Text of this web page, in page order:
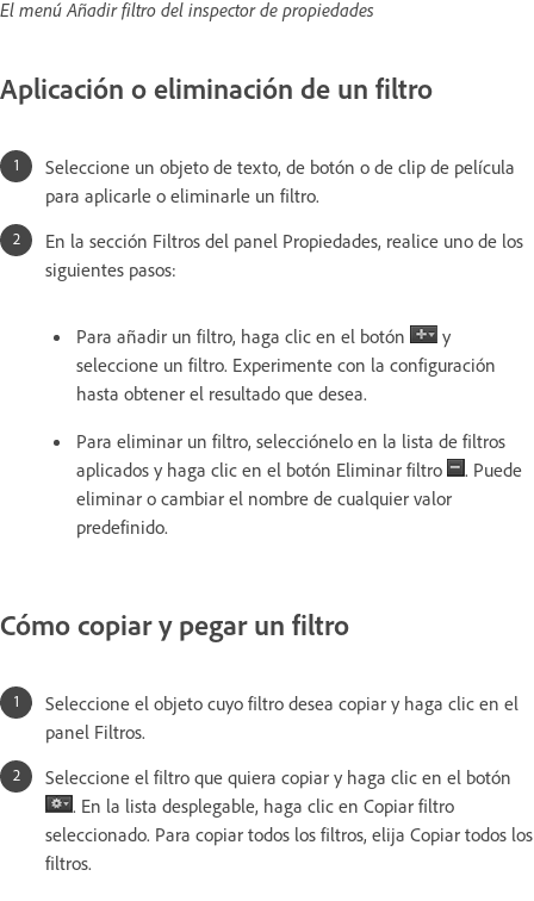
El menú Añadir filtro del inspector de propiedades
Aplicación o eliminación de un filtro
Seleccione un objeto de texto, de botón o de clip de película
para aplicarle o eliminarle un filtro.
En la sección Filtros del panel Propiedades, realice uno de los
siguientes pasos:
Para añadir un filtro, haga clic en el botón
y
seleccione un filtro. Experimente con la configuración
hasta obtener el resultado que desea.
Para eliminar un filtro, selecciónelo en la lista de filtros
aplicados y haga clic en el botón Eliminar filtro
. Puede
eliminar o cambiar el nombre de cualquier valor
predefinido.
Cómo copiar y pegar un filtro
Seleccione el objeto cuyo filtro desea copiar y haga clic en el
panel Filtros.
Seleccione el filtro que quiera copiar y haga clic en el botón
. En la lista desplegable, haga clic en Copiar filtro
seleccionado. Para copiar todos los filtros, elija Copiar todos los
filtros.